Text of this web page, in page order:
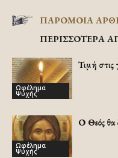
ΠΑΡΟΜΟΙΑ
ΠΕΡΙΣΣΟΤΕΡΑ
Ωφέλημα
Ψυχής
Τιμή στις
Ωφέλημα
Ψυχής
Ο Θεός θα